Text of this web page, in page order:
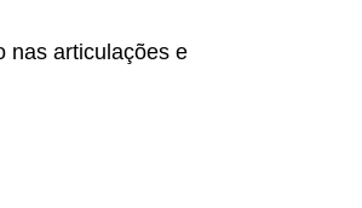
nas articulações e